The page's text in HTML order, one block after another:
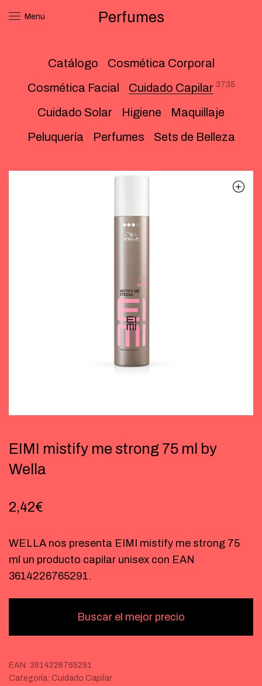
Menu Perfumes
Catálogo
Cosmética Corporal
Cosmética Facial
Cuidado Capilar 3735
Cuidado Solar Higiene
Maquillaje
Peluquería
Perfumes Sets de Belleza
EIMI mistify me strong 75 ml by
Wella
2,42€
WELLA nos presenta EIMI mistify me strong 75
ml un producto capilar unisex con EAN
3614226765291.
Buscar el mejor precio
EAN: 3614226765291
Categoría: Cuidado Capilar